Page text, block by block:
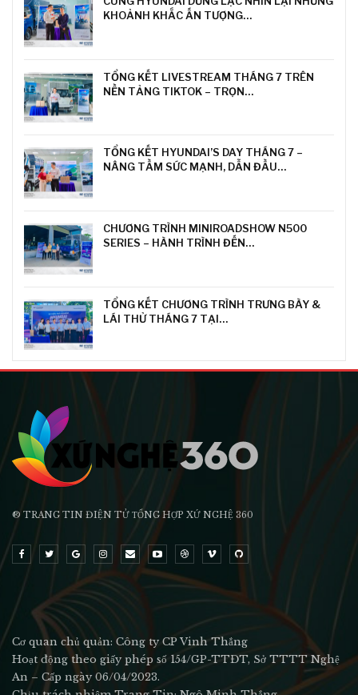
KHOẢNH KHẮC ẤN TƯỢNG…
TỔNG KẾT LIVESTREAM THÁNG 7 TRÊN
NỀN TẢNG TIKTOK – TRỌN…
TỔNG KẾT HYUNDAI’S DAY THÁNG 7 –
NÂNG TẦM SỨC MẠNH, DẪN ĐẦU…
CHƯƠNG TRÌNH MINIROADSHOW N500
SERIES – HÀNH TRÌNH ĐẾN…
TỔNG KẾT CHƯƠNG TRÌNH TRƯNG BÀY &
LÁI THỬ THÁNG 7 TẠI…
® TRANG TIN ĐIỆN TỬ ТỔNG HỢP XỨ NGHỆ 360
Cơ quan chủ quản: Công ty CP Vinh Thắng
Hoạt động theo giấy phép số 154/GP-TTĐT, Sở TTTT Nghệ
An – Cấp ngày 06/04/2023.